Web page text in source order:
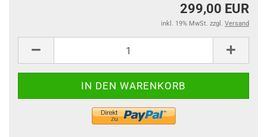
299,00 EUR
inkl. 19% MwSt. zzgl. Versand